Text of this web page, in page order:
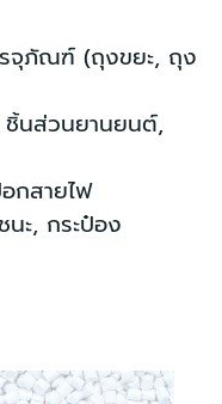
จุภัณฑ์ (ถุงขยะ, ถุง
ชิ้นส่วนยานยนต์,
กสายไฟ
ะ, กระป๋อง